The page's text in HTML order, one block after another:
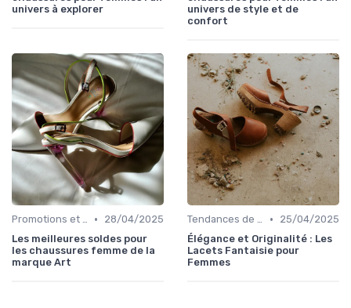
univers à explorer
univers de style et de
confort
Promotions et Soldes •
28/04/2025
Les meilleures soldes pour
les chaussures femme de la
marque Art
Tendances de la Mode •
25/04/2025
Élégance et Originalité : Les
Lacets Fantaisie pour
Femmes